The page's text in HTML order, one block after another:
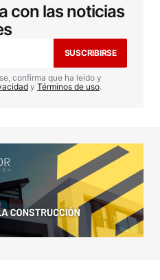
electrónico no será
obligatorios están
con las noticias
SUSCRIBIRSE
confirma que ha leído y
y Términos de uso.